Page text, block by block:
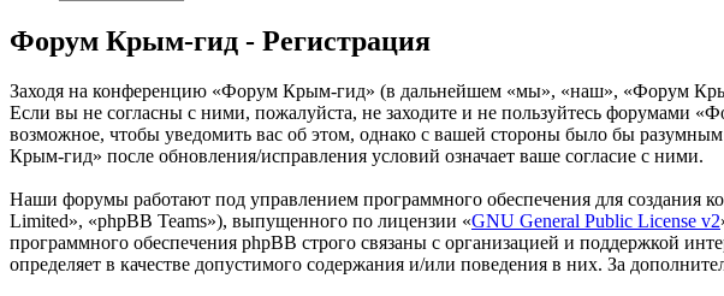
Форум Крым-гид - Регистрация
Заходя на конференцию «Форум Крым-гид» (в дальнейшем «мы», «наш», «Форум
Если вы не согласны с ними, пожалуйста, не заходите и не пользуйтесь форумами
возможное, чтобы уведомить вас об этом, однако с вашей стороны было бы
Крым-гид» после обновления/исправления условий означает ваше согласие с ними.
Наши форумы работают под управлением программного обеспечения для создания
Limited», «phpBB Teams»), выпущенного по лицензии «GNU General Public License v2
программного обеспечения phpBB строго связаны с организацией и поддержкой
определяет в качестве допустимого содержания и/или поведения в них. За